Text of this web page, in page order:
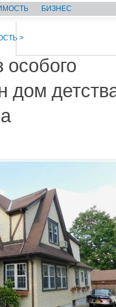
БИЗНЕС
>
дом